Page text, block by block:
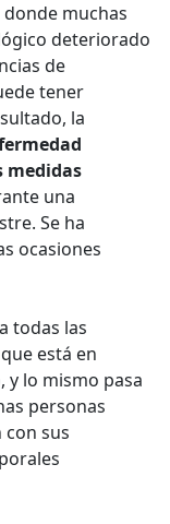
muchas
deteriorado
de
tener
la
medidas
una
Se ha
ocasiones
todas las
está en
lo mismo pasa
personas
sus